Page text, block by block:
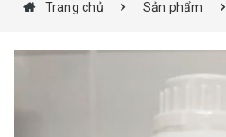
Trang chủ Sản phẩm